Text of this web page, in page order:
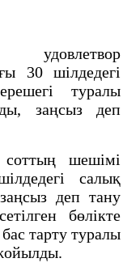
30 шілдедегі
туралы
заңсыз деп
соттың шешімі
салық
деп тану
бөлікте
тарту туралы